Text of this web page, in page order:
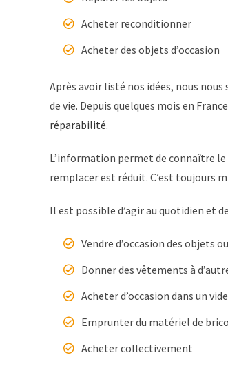
Acheter reconditionner
Acheter des objets d’occasion
Après avoir listé nos idées, nous
de vie. Depuis quelques mois en
réparabilité.
L’information permet de connaître le
remplacer est réduit. C’est toujours
Il est possible d’agir au quotidien et
Vendre d’occasion des objets
Donner des vêtements à
Acheter d’occasion dans un
Emprunter du matériel de
Acheter collectivement